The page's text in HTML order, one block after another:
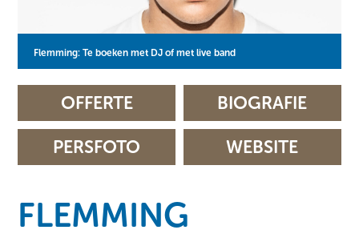
Flemming: Exclusief bij Agents After All
Flemming: Te boeken met DJ of met live band
Flemming: Exclusief bij Agents After All
Flemming: Te boeken met DJ of met live band
Flemming: Te boeken met DJ of met live band
Flemming: Nieuw bij Agents After All AAA2010
Flemming: Te boeken met DJ of met live band
Flemming: Nieuw bij Agents After All AAA2010
OFFERTE BIOGRAFIE
PERSFOTO WEBSITE
FLEMMING